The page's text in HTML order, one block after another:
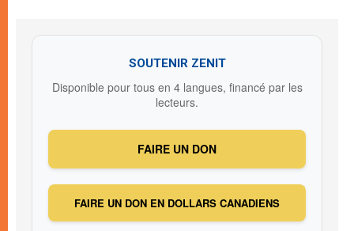
SOUTENIR ZENIT
Disponible pour tous en 4 langues, financé par les
lecteurs.
FAIRE UN DON
FAIRE UN DON EN DOLLARS CANADIENS